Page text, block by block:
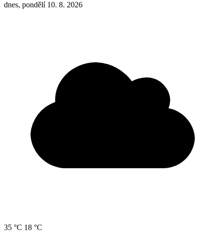
dnes, pondělí 10. 8. 2026
35 °C 18 °C